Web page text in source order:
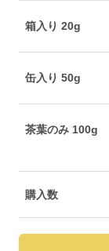
箱入り 20g
缶入り 50g
茶葉のみ 100g
購入数